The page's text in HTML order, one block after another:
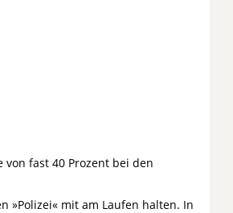
fast 40 Prozent bei den
»Polizei« mit am Laufen halten. In